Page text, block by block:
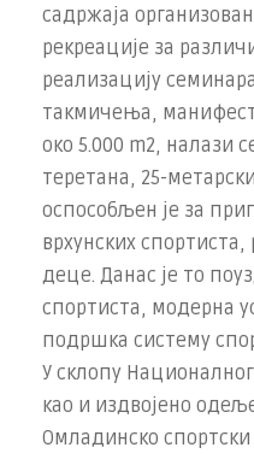
садржаја
рекреације за
реализацију
такмичења,
око 5.000 m2, налази
теретана, 25-
оспособљен је за
врхунских
деце. Данас је то
спортиста, модерна
подршка систему
У склопу
као и издвојено
Омладинско